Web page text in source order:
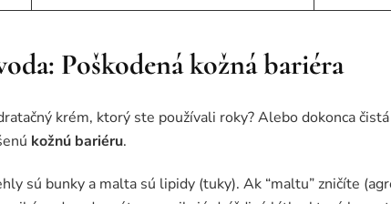
Poškodená kožná bariéra
krém, ktorý ste používali roky? Alebo dokonca
kožnú bariéru.
sú bunky a malta sú lipidy (tuky). Ak “maltu” zničíte